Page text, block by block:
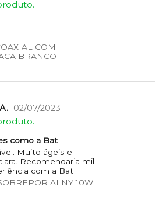
COM
BRANCO
02/07/2023
como a Bat
Muito ágeis e
Recomendaria mil
com a Bat
ALNY 10W